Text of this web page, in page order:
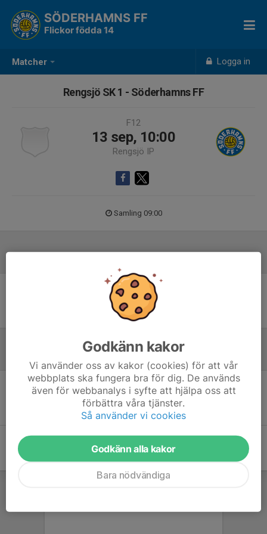
Matcher Logga in
SÖDERHAMNS FF
Flickor födda 14
Rengsjö SK 1 - Söderhamns FF
F12
13 sep, 10:00
Rengsjö IP
Samling 09:00
Ingen uppställning ifylld
Inför match
Inget skrivet
Godkänn kakor
Vi använder oss av kakor (cookies) för att vår
webbplats ska fungera bra för dig. De används
även för webbanalys i syfte att hjälpa oss att
förbättra våra tjänster.
Så använder vi cookies
Godkänn alla kakor
Bara nödvändiga